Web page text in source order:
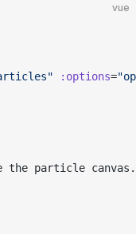
vue
:options=
the particle